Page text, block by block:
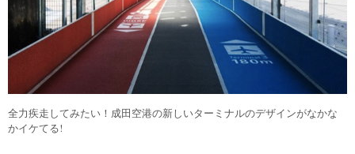
全力疾走してみたい！成田空港の新しいターミナルのデザインがなかな
かイケてる!